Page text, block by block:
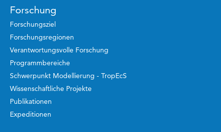
Forschung
Forschungsziel
Forschungsregionen
Verantwortungsvolle Forschung
Programmbereiche
Schwerpunkt Modellierung - TropEcS
Wissenschaftliche Projekte
Publikationen
Expeditionen